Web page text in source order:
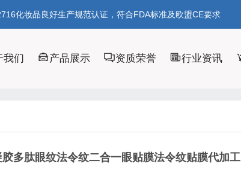
化妆品良好生产规范认证，符合FDA标准及欧盟CE要求
我们 产品展示 资质荣誉 行业资讯
多肽眼纹法令纹二合一眼贴膜法令纹贴膜代加工